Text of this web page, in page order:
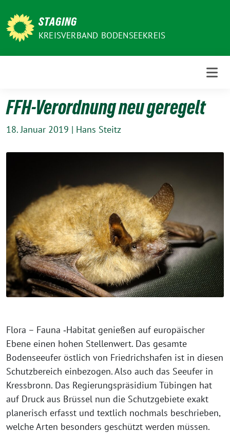
zum
Inhalt
STAGING
KREISVERBAND BODENSEEKREIS
FFH-Verordnung neu geregelt
18. Januar 2019 | Hans Steitz
Flora – Fauna ‑Habitat genie­ßen auf euro­päi­scher
Ebene einen hohen Stellenwert. Das gesam­te
Bodenseeufer öst­lich von Friedrichshafen ist in die­sen
Schutzbereich ein­be­zo­gen. Also auch das Seeufer in
Kressbronn. Das Regierungspräsidium Tübingen hat
auf Druck aus Brüssel nun die Schutzgebiete exakt
pla­ne­risch erfasst und text­lich noch­mals beschrie­ben,
wel­che Arten beson­ders geschützt wer­den müs­sen.